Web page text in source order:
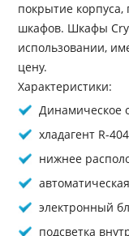
покрытие
шкафов. Шкафы
использовании,
цену.
Характеристики:
Динамическое
хладагент R-
нижнее
электронный
подсветка